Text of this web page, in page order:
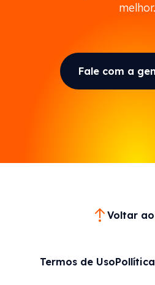
melhor.
Fale com a
Voltar
Termos de Uso